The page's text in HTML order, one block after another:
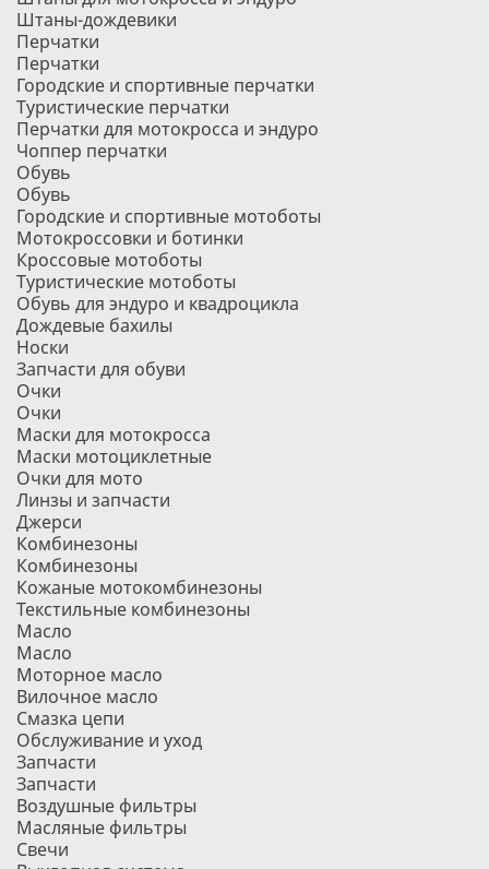
Штаны-дождевики
Перчатки
Перчатки
Городские и спортивные перчатки
Туристические перчатки
Перчатки для мотокросса и эндуро
Чоппер перчатки
Обувь
Обувь
Городские и спортивные мотоботы
Мотокроссовки и ботинки
Кроссовые мотоботы
Туристические мотоботы
Обувь для эндуро и квадроцикла
Дождевые бахилы
Носки
Запчасти для обуви
Очки
Очки
Маски для мотокросса
Маски мотоциклетные
Очки для мото
Линзы и запчасти
Джерси
Комбинезоны
Комбинезоны
Кожаные мотокомбинезоны
Текстильные комбинезоны
Масло
Масло
Моторное масло
Вилочное масло
Смазка цепи
Обслуживание и уход
Запчасти
Запчасти
Воздушные фильтры
Масляные фильтры
Свечи